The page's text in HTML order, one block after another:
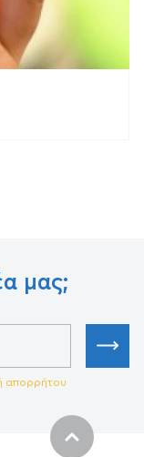
μας;
απορρήτου